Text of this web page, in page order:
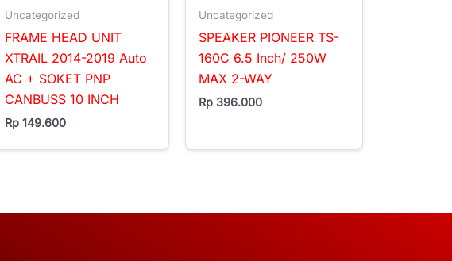
Uncategorized
FRAME HEAD UNIT
XTRAIL 2014-2019 Auto
AC + SOKET PNP
CANBUSS 10 INCH
Rp 149.600
Uncategorized
SPEAKER PIONEER TS-
160C 6.5 Inch/ 250W
MAX 2-WAY
Rp 396.000